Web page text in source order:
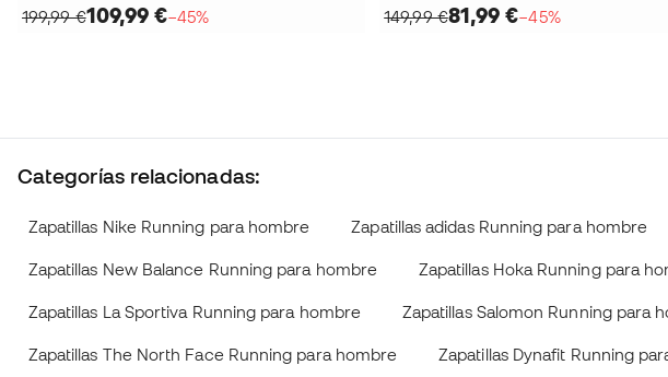
199,99 €109,99 €−45%
149,99 €81,99 €−45%
Categorías relacionadas:
Zapatillas Nike Running para hombre Zapatillas adidas Running para hombre
Zapatillas New Balance Running para hombre Zapatillas Hoka Running para
Zapatillas La Sportiva Running para hombre Zapatillas Salomon Running para
Zapatillas The North Face Running para hombre Zapatillas Dynafit Running